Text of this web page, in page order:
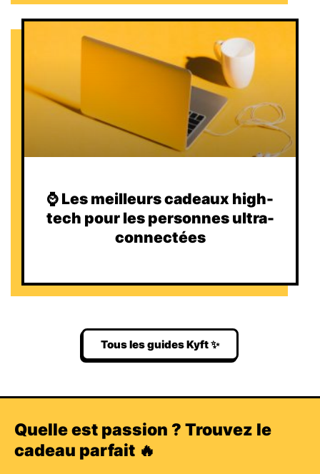
⌚️ Les meilleurs cadeaux high-
tech pour les personnes ultra-
connectées
Tous les guides Kyft ✨
Quelle est passion ? Trouvez le
cadeau parfait 🔥